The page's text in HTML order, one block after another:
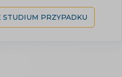
STUDIUM PRZYPADKU